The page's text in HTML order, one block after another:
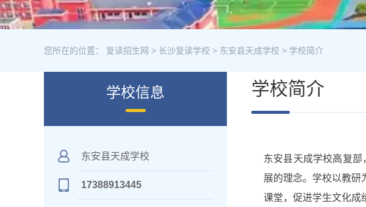
您所在的位置： 复读招生网 > 长沙复读学校 > 东安县天成学校 > 学校简介
学校信息
东安县天成学校
17388913445
学校简介
东安县天成学校高复部
展的理念。学校以教研
课堂，促进学生文化成